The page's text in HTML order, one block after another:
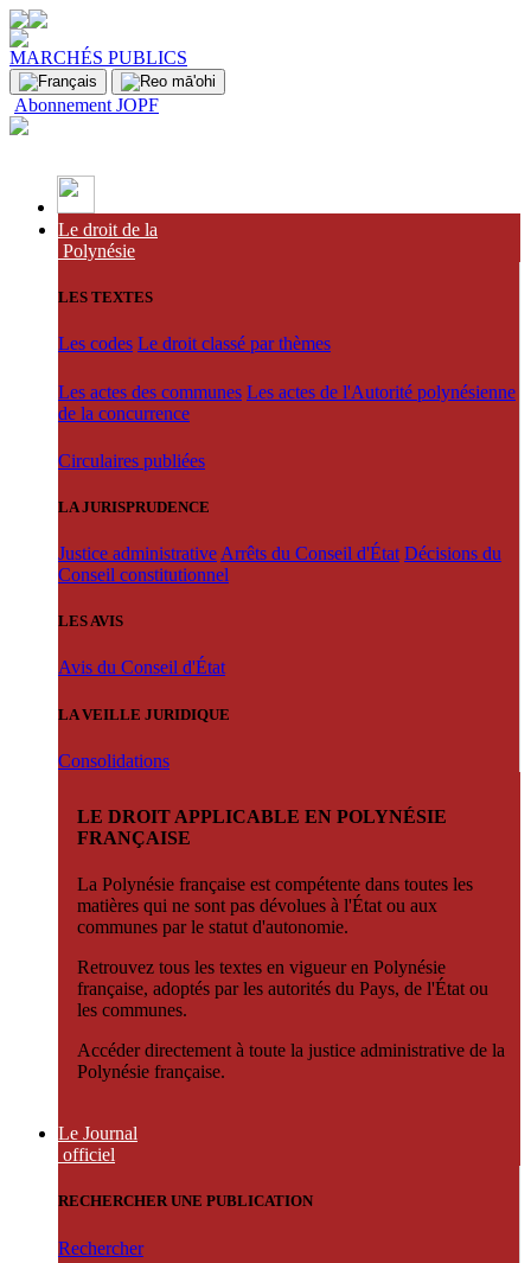
MARCHÉS PUBLICS
Abonnement JOPF
Le droit de la
Polynésie
LES TEXTES
Les codes Le droit classé par thèmes
Les actes des communes Les actes de l'Autorité polynésienne
de la concurrence
Circulaires publiées
LA JURISPRUDENCE
Justice administrative Arrêts du Conseil d'État Décisions du
Conseil constitutionnel
LES AVIS
Avis du Conseil d'État
LA VEILLE JURIDIQUE
Consolidations
LE DROIT APPLICABLE EN POLYNÉSIE
FRANÇAISE
La Polynésie française est compétente dans toutes les
matières qui ne sont pas dévolues à l'État ou aux
communes par le statut d'autonomie.
Retrouvez tous les textes en vigueur en Polynésie
française, adoptés par les autorités du Pays, de l'État ou
les communes.
Accéder directement à toute la justice administrative de la
Polynésie française.
Le Journal
officiel
RECHERCHER UNE PUBLICATION
Rechercher